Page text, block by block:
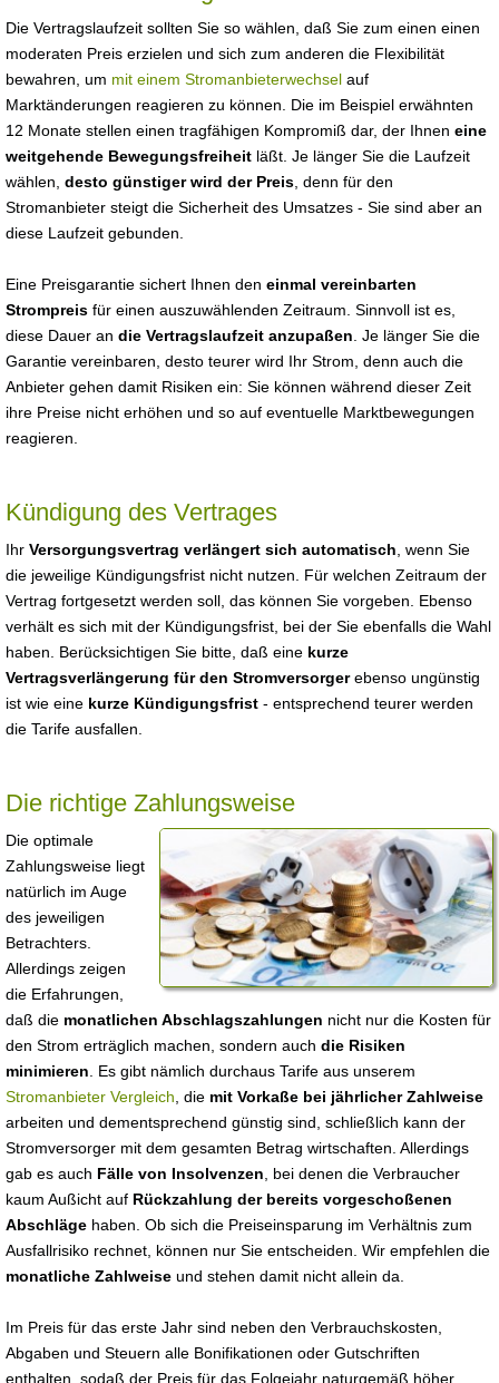
Die Vertragslaufzeit sollten Sie so wählen, daß Sie zum einen einen
moderaten Preis erzielen und sich zum anderen die Flexibilität
bewahren, um mit einem Stromanbieterwechsel auf
Marktänderungen reagieren zu können. Die im Beispiel erwähnten
12 Monate stellen einen tragfähigen Kompromiß dar, der Ihnen eine
weitgehende Bewegungsfreiheit läßt. Je länger Sie die Laufzeit
wählen, desto günstiger wird der Preis , denn für den
Stromanbieter steigt die Sicherheit des Umsatzes - Sie sind aber an
diese Laufzeit gebunden.
Eine Preisgarantie sichert Ihnen den einmal vereinbarten
Strompreis für einen auszuwählenden Zeitraum. Sinnvoll ist es,
diese Dauer an die Vertragslaufzeit anzupaßen . Je länger Sie die
Garantie vereinbaren, desto teurer wird Ihr Strom, denn auch die
Anbieter gehen damit Risiken ein: Sie können während dieser Zeit
ihre Preise nicht erhöhen und so auf eventuelle Marktbewegungen
reagieren.
Kündigung des Vertrages
Ihr Versorgungsvertrag verlängert sich automatisch , wenn Sie
die jeweilige Kündigungsfrist nicht nutzen. Für welchen Zeitraum der
Vertrag fortgesetzt werden soll, das können Sie vorgeben. Ebenso
verhält es sich mit der Kündigungsfrist, bei der Sie ebenfalls die Wahl
haben. Berücksichtigen Sie bitte, daß eine kurze
Vertragsverlängerung für den Stromversorgerebenso ungünstig
ist wie eine kurze Kündigungsfrist - entsprechend teurer werden
die Tarife ausfallen.
Die richtige Zahlungsweise
Die optimale
Zahlungsweise liegt
natürlich im Auge
des jeweiligen
Betrachters.
Allerdings zeigen
die Erfahrungen,
daß die monatlichen Abschlagszahlungen nicht nur die Kosten für
den Strom erträglich machen, sondern auch die Risiken
minimieren . Es gibt nämlich durchaus Tarife aus unserem
Stromanbieter Vergleich , die mit Vorkaße bei jährlicher Zahlweise
arbeiten und dementsprechend günstig sind, schließlich kann der
Stromversorger mit dem gesamten Betrag wirtschaften. Allerdings
gab es auch Fälle von Insolvenzen , bei denen die Verbraucher
kaum Außicht auf Rückzahlung der bereits vorgeschoßenen
Abschläge haben. Ob sich die Preiseinsparung im Verhältnis zum
Ausfallrisiko rechnet, können nur Sie entscheiden. Wir empfehlen die
monatliche Zahlweise und stehen damit nicht allein da.
Im Preis für das erste Jahr sind neben den Verbrauchskosten,
Abgaben und Steuern alle Bonifikationen oder Gutschriften
enthalten, sodaß der Preis für das Folgejahr naturgemäß höher